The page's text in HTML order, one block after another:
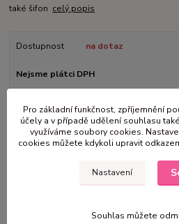
také šifon celý popis
Dostupnost na dotaz
Nejsme plátci DPH
60 Kč/ks
Momentálně není k dispozici
Pro základní funkčnost, zpříjemnění
účely a v případě udělení souhlasu
využíváme soubory cookies.
cookies můžete kdykoli upravit
Nastavení
Souhlas můžete